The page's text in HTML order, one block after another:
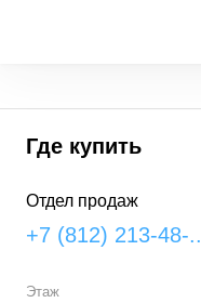
Где купить
Отдел продаж
+7 (812) 213-48-..
Этаж